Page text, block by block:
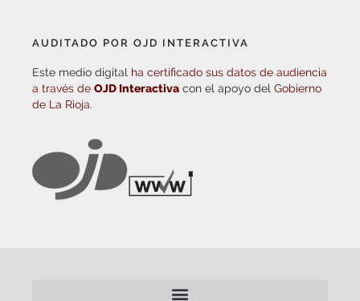
AUDITADO POR OJD INTERACTIVA
Este medio digital ha certificado sus datos de audiencia
a través de OJD Interactiva con el apoyo del Gobierno
de La Rioja.